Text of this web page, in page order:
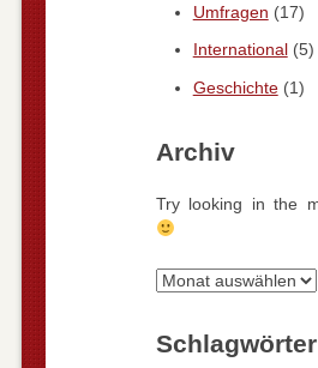
Umfragen (17)
International(5)
Geschichte(1)
Archiv
Try looking in the
Archiv
Schlagwörter